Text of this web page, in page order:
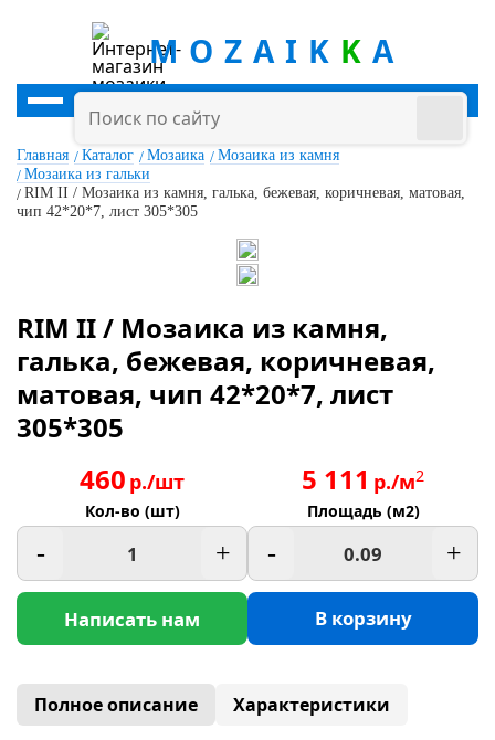
MOZAIK K A
Главная Каталог Мозаика
Мозаика из камня
Мозаика из гальки
RIM II / Мозаика из камня, галька, бежевая, коричневая, матовая,
чип 42*20*7, лист 305*305
RIM II / Мозаика из камня,
галька, бежевая, коричневая,
матовая, чип 42*20*7, лист
305*305
460 р./шт
Кол-во (шт)
- +
Написать нам
5 111 р./м2
Площадь (м2)
- +
В корзину
Полное описание
Характеристики